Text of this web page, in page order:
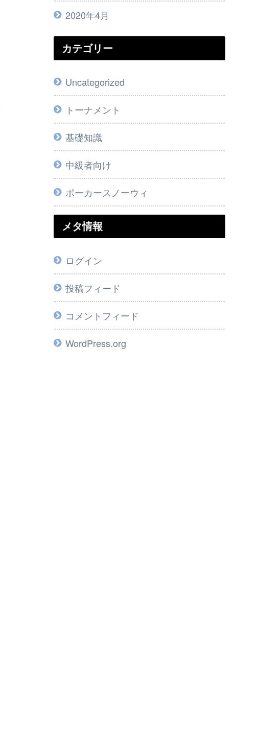
2020年4月
カテゴリー
Uncategorized
トーナメント
基礎知識
中級者向け
ポーカースノーウィ
メタ情報
ログイン
投稿フィード
コメントフィード
WordPress.org